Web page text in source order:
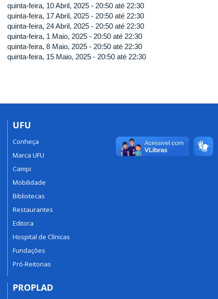
quinta-feira, 10 Abril, 2025 - 20:50 até 22:30
quinta-feira, 17 Abril, 2025 - 20:50 até 22:30
quinta-feira, 24 Abril, 2025 - 20:50 até 22:30
quinta-feira, 1 Maio, 2025 - 20:50 até 22:30
quinta-feira, 8 Maio, 2025 - 20:50 até 22:30
quinta-feira, 15 Maio, 2025 - 20:50 até 22:30
UFU
Conheça
Marca UFU
Campi
Mobilidade
Bibliotecas
Restaurantes
Editora
Hospital de Clínicas
Fundações
Pró-Reitorias
PROPLAD